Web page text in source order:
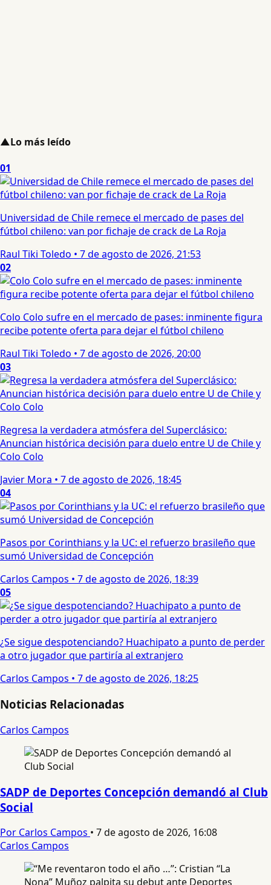
▲Lo más leído
01
Universidad de Chile remece el mercado de pases del
fútbol chileno: van por fichaje de crack de La Roja
Raul Tiki Toledo • 7 de agosto de 2026, 21:53
02
Colo Colo sufre en el mercado de pases: inminente figura
recibe potente oferta para dejar el fútbol chileno
Raul Tiki Toledo • 7 de agosto de 2026, 20:00
03
Regresa la verdadera atmósfera del Superclásico:
Anuncian histórica decisión para duelo entre U de Chile y
Colo Colo
Javier Mora • 7 de agosto de 2026, 18:45
04
Pasos por Corinthians y la UC: el refuerzo brasileño que
sumó Universidad de Concepción
Carlos Campos • 7 de agosto de 2026, 18:39
05
¿Se sigue despotenciando? Huachipato a punto de perder
a otro jugador que partiría al extranjero
Carlos Campos • 7 de agosto de 2026, 18:25
Noticias Relacionadas
Carlos Campos
SADP de Deportes Concepción demandó al Club
Social
Por Carlos Campos • 7 de agosto de 2026, 16:08
Carlos Campos